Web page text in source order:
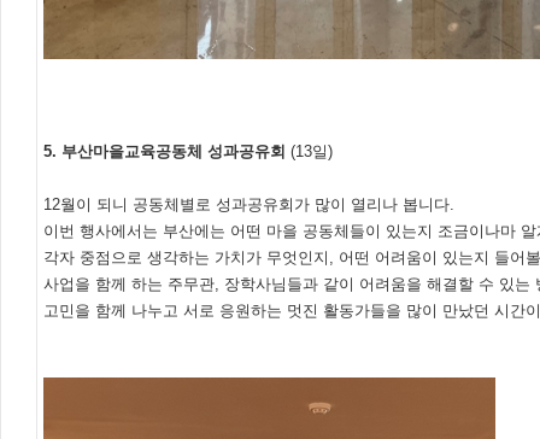
5. 부산마을교육공동체 성과공유회 (13일)
12월이 되니 공동체별로 성과공유회가 많이 열리나 봅니다.
이번 행사에서는 부산에는 어떤 마을 공동체들이 있는지 조금이나마
각자 중점으로 생각하는 가치가 무엇인지, 어떤 어려움이 있는지 들어
사업을 함께 하는 주무관, 장학사님들과 같이 어려움을 해결할 수 있는
고민을 함께 나누고 서로 응원하는 멋진 활동가들을 많이 만났던 시간